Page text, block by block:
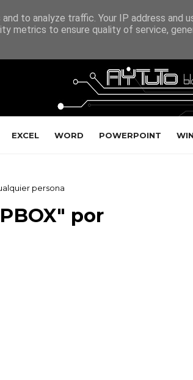
EXCEL WORD POWERPOINT
persona
por
to analyze traffic. Your IP address and
metrics to ensure quality of service,